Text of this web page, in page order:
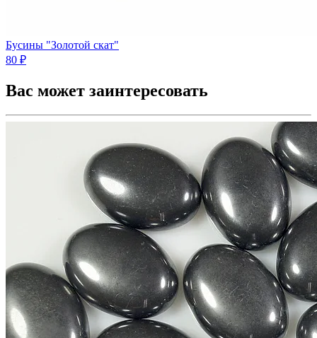
Бусины "Золотой скат"
80 ₽
Вас может заинтересовать